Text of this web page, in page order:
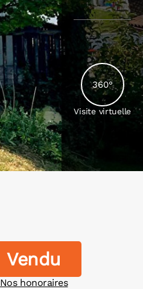
360°
Visite virtuelle
Vendu
Nos honoraires